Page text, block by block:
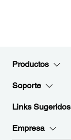
Productos
Soporte
Links Sugeridos
Empresa